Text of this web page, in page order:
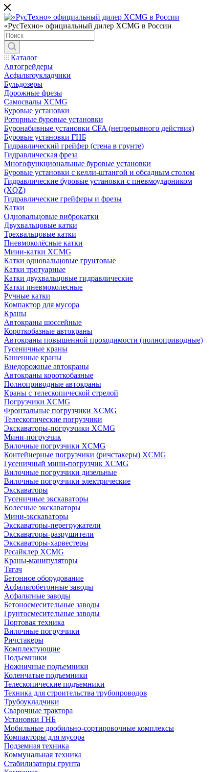
«РусТехно» официальный дилер XCMG в России
Каталог
Автогрейдеры
Асфальтоукладчики
Бульдозеры
Дорожные фрезы
Самосвалы XCMG
Буровые установки
Роторные буровые установки
Буронабивные установки CFA (непрерывного действия)
Буровые установки ГНБ
Гидравлический грейфер (стена в грунте)
Гидравлическая фреза
Многофункциональные буровые установки
Буровые установки с келли-штангой и обсадным столом
Гидравлические буровые установки с пневмоударником
(XQZ)
Гидравлические грейферы и фрезы
Катки
Одновальцовые виброкатки
Двухвальцовые катки
Трехвальцовые катки
Пневмоколёсные катки
Мини-катки XCMG
Катки одновальцовые грунтовые
Катки тротуарные
Катки двухвальцовые гидравлические
Катки пневмоколесные
Ручные катки
Компактор для мусора
Краны
Автокраны шоссейные
Короткобазные автокраны
Автокраны повышенной проходимости (полноприводные)
Гусеничные краны
Башенные краны
Внедорожные автокраны
Автокраны короткобазные
Полноприводные автокраны
Краны с телескопической стрелой
Погрузчики XCMG
Фронтальные погрузчики XCMG
Телескопические погрузчики
Экскаваторы-погрузчики XCMG
Мини-погрузчик
Вилочные погрузчики XCMG
Контейнерные погрузчики (ричстакеры) XCMG
Гусеничный мини-погрузчик XCMG
Вилочные погрузчики дизельные
Вилочные погрузчики электрические
Экскаваторы
Гусеничные экскаваторы
Колесные экскаваторы
Мини-экскаваторы
Экскаваторы-перегружатели
Экскаваторы-разрушители
Экскаваторы-харвестеры
Ресайклер XCMG
Краны-манипуляторы
Тягач
Бетонное оборудование
Асфальтобетонные заводы
Асфальтные заводы
Бетоносмесительные заводы
Грунтосмесительные заводы
Портовая техника
Вилочные погрузчики
Ричстакеры
Комплектующие
Подъемники
Ножничные подъемники
Коленчатые подъемники
Телескопические подъемники
Техника для строительства трубопроводов
Трубоукладчики
Сварочные трактора
Установки ГНБ
Мобильные дробильно-сортировочные комплексы
Компакторы для мусора
Подземная техника
Коммунальная техника
Стабилизаторы грунта